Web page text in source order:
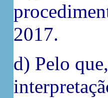
2017.
d) Pelo